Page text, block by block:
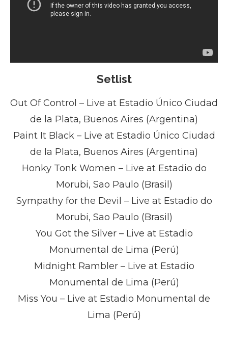
Setlist
Out Of Control – Live at Estadio Único Ciudad
de la Plata, Buenos Aires (Argentina)
Paint It Black – Live at Estadio Único Ciudad
de la Plata, Buenos Aires (Argentina)
Honky Tonk Women – Live at Estadio do
Morubi, Sao Paulo (Brasil)
Sympathy for the Devil – Live at Estadio do
Morubi, Sao Paulo (Brasil)
You Got the Silver – Live at Estadio
Monumental de Lima (Perú)
Midnight Rambler – Live at Estadio
Monumental de Lima (Perú)
Miss You – Live at Estadio Monumental de
Lima (Perú)